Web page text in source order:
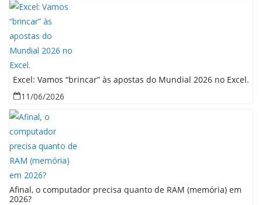
Excel: Vamos “brincar” às apostas do Mundial 2026 no Excel.
11/06/2026
Afinal, o computador precisa quanto de RAM (memória) em
2026?